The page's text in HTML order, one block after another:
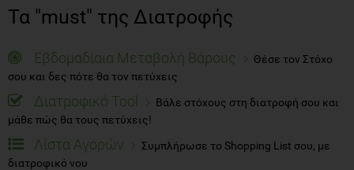
Τα "must" της Διατροφής
Εβδομαδίαια Μεταβολή Βάρους
Θέσε τον Στόχο
σου και δες πότε θα τον πετύχεις
Διατροφικό Tool
Βάλε στόχους στη διατροφή σου και
μάθε πώς θα τους πετύχεις!
Λίστα Αγορών
Συμπλήρωσε το Shopping List σου, με
διατροφικό νου